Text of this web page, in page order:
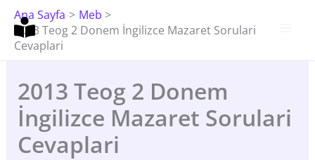
İçeriğe
Atla
Ana Sayfa
Meb
2013 Teog 2 Donem İngilizce Mazaret Sorulari
Cevaplari
2013 Teog 2 Donem
İngilizce Mazaret Sorulari
Cevaplari